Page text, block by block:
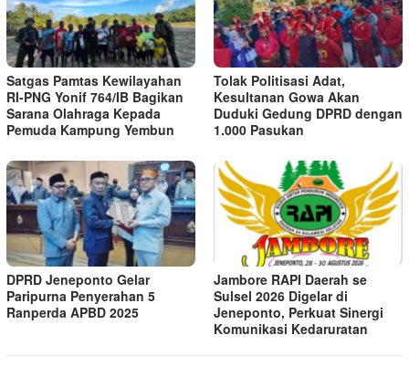
Satgas Pamtas Kewilayahan
RI-PNG Yonif 764/IB Bagikan
Sarana Olahraga Kepada
Pemuda Kampung Yembun
Tolak Politisasi Adat,
Kesultanan Gowa Akan
Duduki Gedung DPRD dengan
1.000 Pasukan
DPRD Jeneponto Gelar
Paripurna Penyerahan 5
Ranperda APBD 2025
Jambore RAPI Daerah se
Sulsel 2026 Digelar di
Jeneponto, Perkuat Sinergi
Komunikasi Kedaruratan